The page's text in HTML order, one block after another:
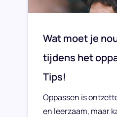
Wat moet je
tijdens het
Tips!
Oppassen is
en leerzaam, maar